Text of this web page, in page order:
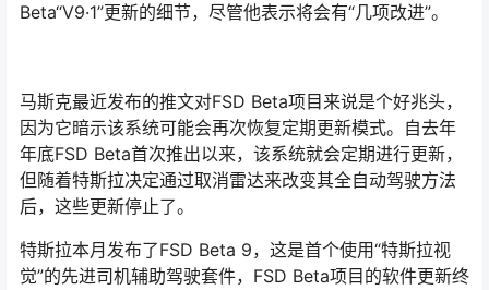
Beta“V9·1”更新的细节，尽管他表示将会有“几项改进”。
马斯克最近发布的推文对FSD Beta项目来说是个好兆头，
因为它暗示该系统可能会再次恢复定期更新模式。自去年
年底FSD Beta首次推出以来，该系统就会定期进行更新，
但随着特斯拉决定通过取消雷达来改变其全自动驾驶方法
后，这些更新停止了。
特斯拉本月发布了FSD Beta 9，这是首个使用“特斯拉视
觉”的先进司机辅助驾驶套件，FSD Beta项目的软件更新终